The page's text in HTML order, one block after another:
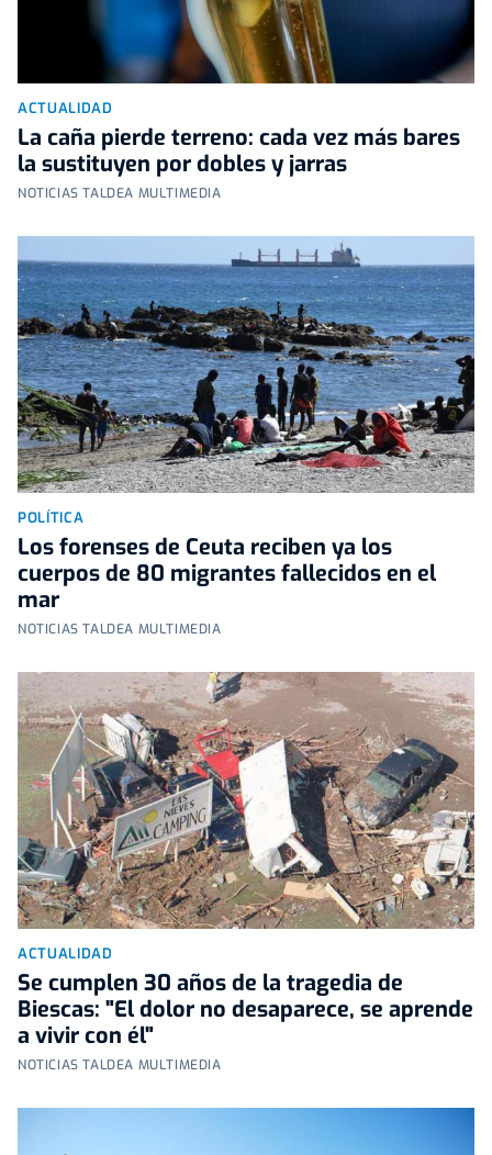
ACTUALIDAD
La caña pierde terreno: cada vez más bares
la sustituyen por dobles y jarras
NOTICIAS TALDEA MULTIMEDIA
POLÍTICA
Los forenses de Ceuta reciben ya los
cuerpos de 80 migrantes fallecidos en el
mar
NOTICIAS TALDEA MULTIMEDIA
ACTUALIDAD
Se cumplen 30 años de la tragedia de
Biescas: "El dolor no desaparece, se aprende
a vivir con él"
NOTICIAS TALDEA MULTIMEDIA